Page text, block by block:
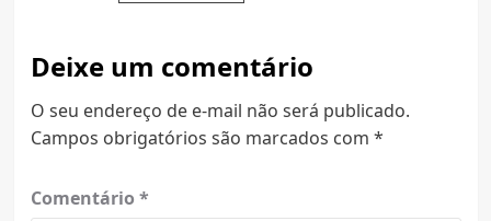
Deixe um comentário
O seu endereço de e-mail não será publicado.
Campos obrigatórios são marcados com *
Comentário *